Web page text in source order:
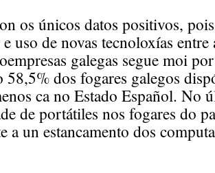
os únicos datos positivos,
uso de novas tecnoloxías entre
galegas segue moi
58,5% dos fogares galegos
ca no Estado Español. No
de portátiles nos fogares do
a un estancamento dos